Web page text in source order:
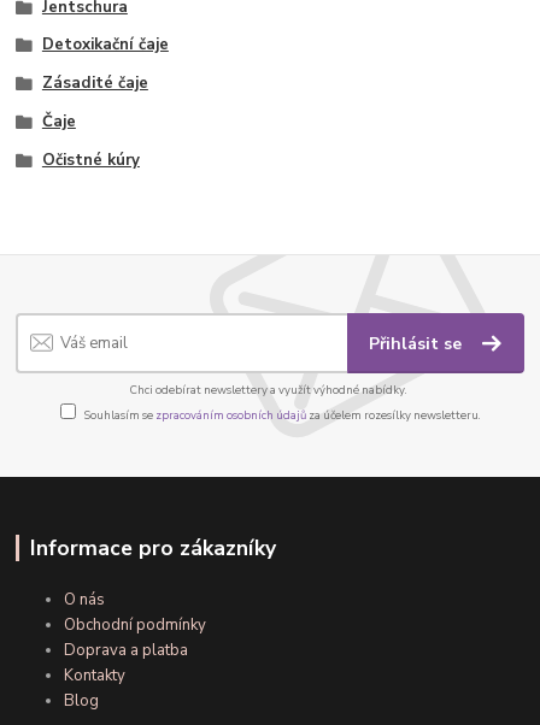
Jentschura
Detoxikační čaje
Zásadité čaje
Čaje
Očistné kúry
Přihlásit se
Chci odebírat newslettery a využít výhodné nabídky.
Souhlasím se zpracováním osobních údajůza účelem rozesílky newsletteru.
Informace pro zákazníky
O nás
Obchodní podmínky
Doprava a platba
Kontakty
Blog